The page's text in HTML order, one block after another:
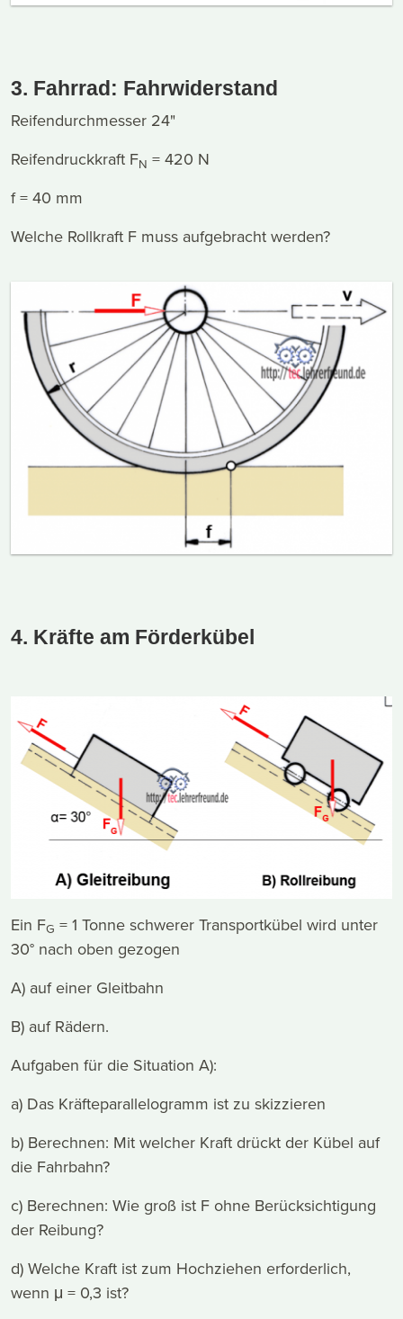
3. Fahrrad: Fahrwiderstand
Reifendurchmesser 24"
Reifendruckkraft FN = 420 N
f = 40 mm
Welche Rollkraft F muss aufgebracht werden?
4. Kräfte am Förderkübel
Ein FG = 1 Tonne schwerer Transportkübel wird unter
30° nach oben gezogen
A) auf einer Gleitbahn
B) auf Rädern.
Aufgaben für die Situation A):
a) Das Kräfteparallelogramm ist zu skizzieren
b) Berechnen: Mit welcher Kraft drückt der Kübel auf
die Fahrbahn?
c) Berechnen: Wie groß ist F ohne Berücksichtigung
der Reibung?
d) Welche Kraft ist zum Hochziehen erforderlich,
wenn μ = 0,3 ist?